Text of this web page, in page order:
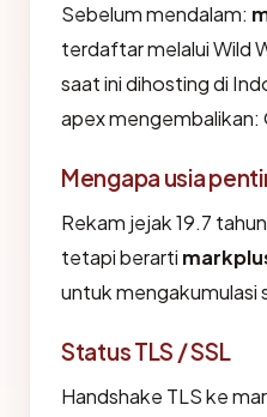
Sebelum mendalam:
terdaftar melalui Wild
saat ini dihosting di
apex mengembalikan:
Mengapa usia
Rekam jejak 19.7
tetapi berarti
untuk mengakumulasi
Status TLS / SSL
Handshake TLS ke